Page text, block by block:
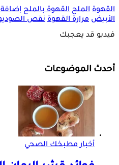
القهوة الملح القهوة بالملح إضافة
الأبيض مرارة القهوة نقص
فيديو قد يعجبك
أحدث الموضوعات
أخبار مطبخك الصحي